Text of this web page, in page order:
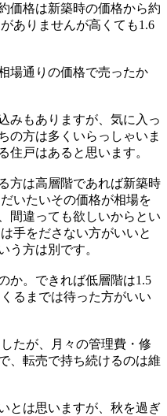
価格は新築時の価格から約
ありませんが高くても1.6
場通りの価格で売ったか
みもありますが、気に入っ
の方は多くいらっしゃいま
住戸はあると思います。
方は高層階であれば新築時
いたいその価格が相場を
間違っても欲しいからとい
手をださない方がいいと
う方は別です。
か。できれば低層階は1.5
るまでは待った方がいい
たが、月々の管理費・修
、転売で持ち続けるのは維
とは思いますが、秋を過ぎ